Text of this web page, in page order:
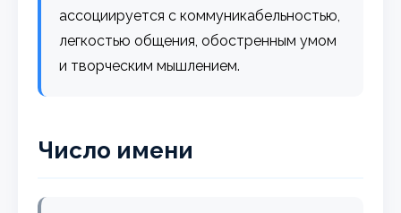
ассоциируется с коммуникабельностью,
легкостью общения, обостренным умом
и творческим мышлением.
Число имени